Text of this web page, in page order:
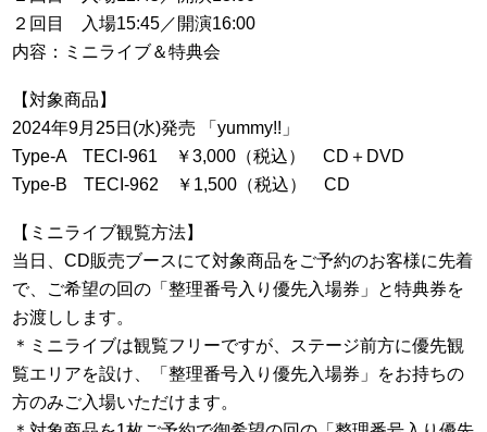
２回目 入場15:45／開演16:00
内容：ミニライブ＆特典会
【対象商品】
2024年9月25日(水)発売 「yummy!!」
Type-A TECI-961 ￥3,000（税込） CD＋DVD
Type-B TECI-962 ￥1,500（税込） CD
【ミニライブ観覧方法】
当日、CD販売ブースにて対象商品をご予約のお客様に先着
で、ご希望の回の「整理番号入り優先入場券」と特典券を
お渡しします。
＊ミニライブは観覧フリーですが、ステージ前方に優先観
覧エリアを設け、「整理番号入り優先入場券」をお持ちの
方のみご入場いただけます。